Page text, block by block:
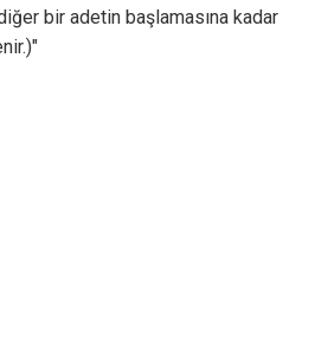
bir adetin başlamasına kadar